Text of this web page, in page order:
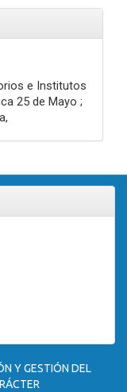
e Institutos
25 de Mayo ;
Y GESTIÓN DEL